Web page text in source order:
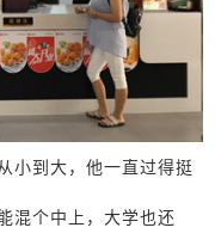
小到大，他一直过得挺
混个中上，大学也还